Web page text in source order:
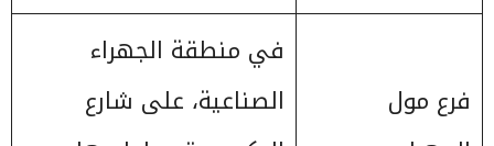
فرع مول
في منطقة الجهراء
الصناعية، على شارع